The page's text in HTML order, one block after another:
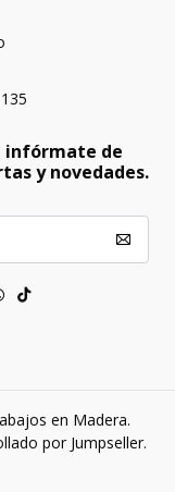
infórmate de
y novedades.
en Madera.
por Jumpseller.